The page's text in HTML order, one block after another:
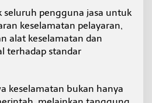
seluruh pengguna jasa untuk
keselamatan pelayaran,
alat keselamatan dan
terhadap standar
keselamatan bukan hanya